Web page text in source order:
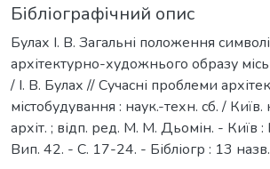
Бібліографічний опис
Булах І. В. Загальні положення
архітектурно-художнього образу
/ І. В. Булах // Сучасні проблеми
містобудування : наук.-техн. сб. /
архіт. ; відп. ред. М. М. Дьомін. -
Вип. 42. - С. 17-24. - Бібліогр : 13 назв.